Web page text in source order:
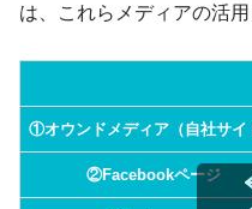
は、これらメディアの活用
①オウンドメディア（自社サイ
②Facebookページ